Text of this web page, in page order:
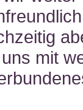
mit